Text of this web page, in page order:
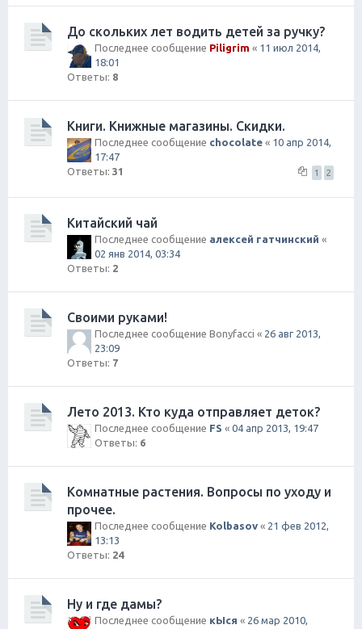
До скольких лет водить детей за ручку?
Последнее сообщение Piligrim « 11 июл 2014,
18:01
Ответы: 8
Книги. Книжные магазины. Скидки.
Последнее сообщение chocolate « 10 апр 2014,
17:47
Ответы: 31 1 2
Китайский чай
Последнее сообщение алексей гатчинский «
02 янв 2014, 03:34
Ответы: 2
Своими руками!
Последнее сообщение Bonyfacci « 26 авг 2013,
23:09
Ответы: 7
Лето 2013. Кто куда отправляет деток?
Последнее сообщение FS « 04 апр 2013, 19:47
Ответы: 6
Комнатные растения. Вопросы по уходу и
прочее.
Последнее сообщение Kolbasov « 21 фев 2012,
13:13
Ответы: 24
Ну и где дамы?
Последнее сообщение кЫся « 26 мар 2010,